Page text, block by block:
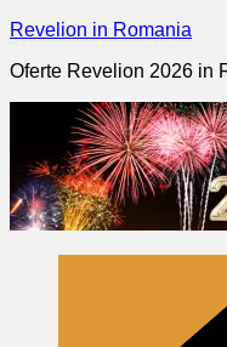
Skip
content
Revelion in Romania
Oferte Revelion 2026 in